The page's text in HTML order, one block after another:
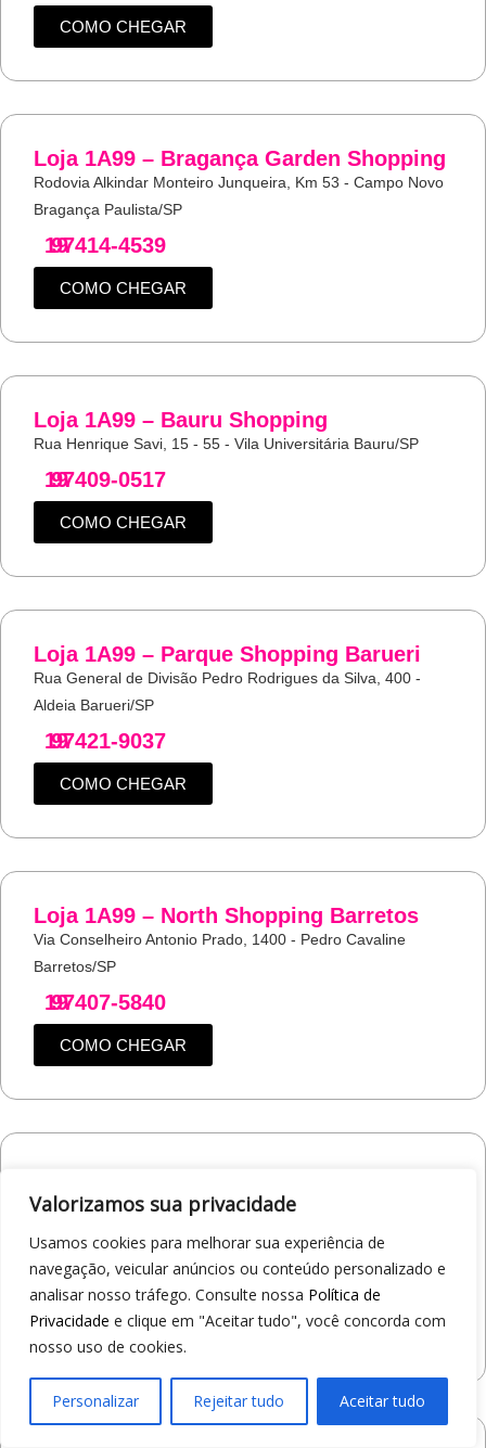
Valorizamos sua privacidade
Usamos cookies para melhorar sua experiência de
navegação, veicular anúncios ou conteúdo personalizado e
analisar nosso tráfego. Consulte nossa Política de
Privacidade e clique em "Aceitar tudo", você concorda com
nosso uso de cookies.
Personalizar Rejeitar tudo Aceitar tudo
COMO CHEGAR
Loja 1A99 – Bragança Garden Shopping
Rodovia Alkindar Monteiro Junqueira, Km 53 - Campo Novo
Bragança Paulista/SP
19
97414-4539
COMO CHEGAR
Loja 1A99 – Bauru Shopping
Rua Henrique Savi, 15 - 55 - Vila Universitária Bauru/SP
19
97409-0517
COMO CHEGAR
Loja 1A99 – Parque Shopping Barueri
Rua General de Divisão Pedro Rodrigues da Silva, 400 -
Aldeia Barueri/SP
19
97421-9037
COMO CHEGAR
Loja 1A99 – North Shopping Barretos
Via Conselheiro Antonio Prado, 1400 - Pedro Cavaline
Barretos/SP
19
97407-5840
COMO CHEGAR
Alberto Carvalho Pinto
Atibaia/SP
19
97405-8547
COMO CHEGAR